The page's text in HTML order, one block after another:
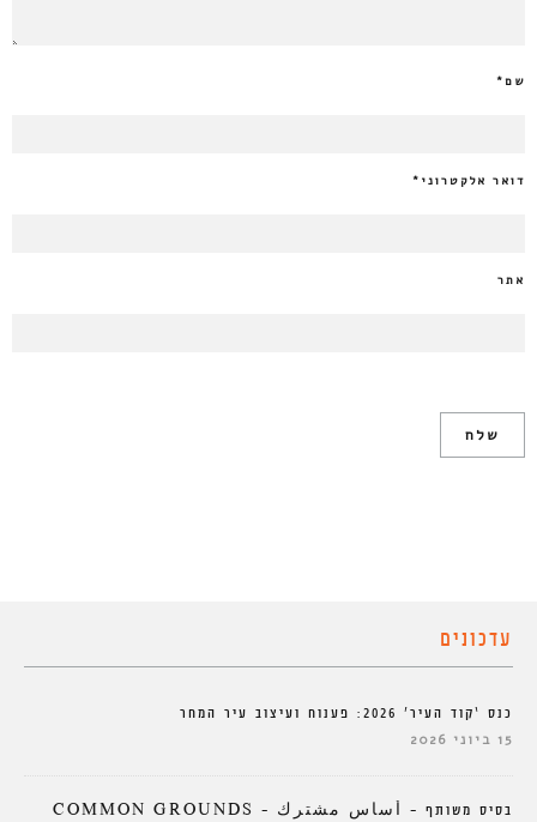
שם*
דואר אלקטרוני *
אתר
עדכונים
כנס ‘קוד העיר’ 2026: פענוח ועיצוב עיר המחר
15 ביוני 2026
בסיס משותף – أساس مشترك – COMMON GROUNDS